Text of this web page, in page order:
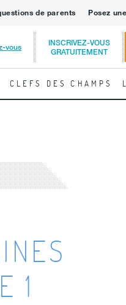
de parents Posez
vous
INSCRIVEZ-VOUS
GRATUITEMENT
CLEFS DES CHAMPS
1